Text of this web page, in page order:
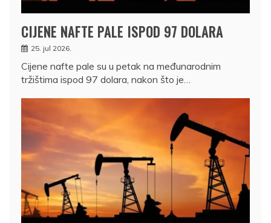
CIJENE NAFTE PALE ISPOD 97 DOLARA
25. jul 2026.
Cijene nafte pale su u petak na međunarodnim
tržištima ispod 97 dolara, nakon što je…